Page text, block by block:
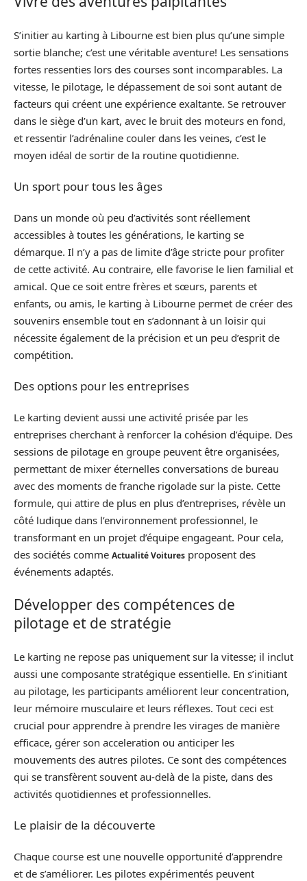
S’initier au karting à Libourne est bien plus qu’une simple
sortie blanche; c’est une véritable aventure! Les sensations
fortes ressenties lors des courses sont incomparables. La
vitesse, le pilotage, le dépassement de soi sont autant de
facteurs qui créent une expérience exaltante. Se retrouver
dans le siège d’un kart, avec le bruit des moteurs en fond,
et ressentir l’adrénaline couler dans les veines, c’est le
moyen idéal de sortir de la routine quotidienne.
Un sport pour tous les âges
Dans un monde où peu d’activités sont réellement
accessibles à toutes les générations, le karting se
démarque. Il n’y a pas de limite d’âge stricte pour profiter
de cette activité. Au contraire, elle favorise le lien familial et
amical. Que ce soit entre frères et sœurs, parents et
enfants, ou amis, le karting à Libourne permet de créer des
souvenirs ensemble tout en s’adonnant à un loisir qui
nécessite également de la précision et un peu d’esprit de
compétition.
Des options pour les entreprises
Le karting devient aussi une activité prisée par les
entreprises cherchant à renforcer la cohésion d’équipe. Des
sessions de pilotage en groupe peuvent être organisées,
permettant de mixer éternelles conversations de bureau
avec des moments de franche rigolade sur la piste. Cette
formule, qui attire de plus en plus d’entreprises, révèle un
côté ludique dans l’environnement professionnel, le
transformant en un projet d’équipe engageant. Pour cela,
des sociétés comme Actualité Voitures proposent des
événements adaptés.
Développer des compétences de
pilotage et de stratégie
Le karting ne repose pas uniquement sur la vitesse; il inclut
aussi une composante stratégique essentielle. En s’initiant
au pilotage, les participants améliorent leur concentration,
leur mémoire musculaire et leurs réflexes. Tout ceci est
crucial pour apprendre à prendre les virages de manière
efficace, gérer son acceleration ou anticiper les
mouvements des autres pilotes. Ce sont des compétences
qui se transfèrent souvent au-delà de la piste, dans des
activités quotidiennes et professionnelles.
Le plaisir de la découverte
Chaque course est une nouvelle opportunité d’apprendre
et de s’améliorer. Les pilotes expérimentés peuvent